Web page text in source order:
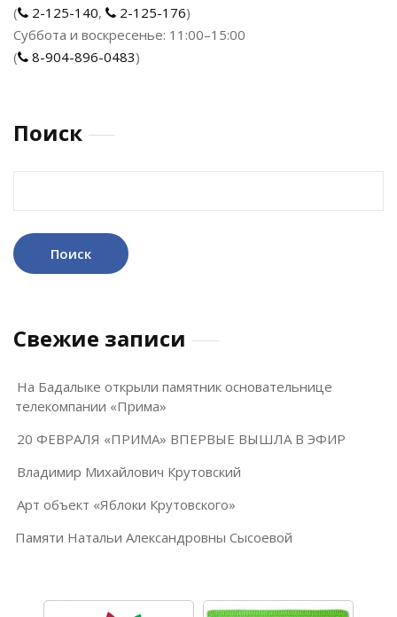
(
2-125-140, 2-125-176)
Суббота и воскресенье: 11:00–15:00
(
8-904-896-0483)
Поиск
Свежие записи
На Бадалыке открыли памятник основательнице
телекомпании «Прима»
20 ФЕВРАЛЯ «ПРИМА» ВПЕРВЫЕ ВЫШЛА В ЭФИР
Владимир Михайлович Крутовский
Арт объект «Яблоки Крутовского»
Памяти Натальи Александровны Сысоевой